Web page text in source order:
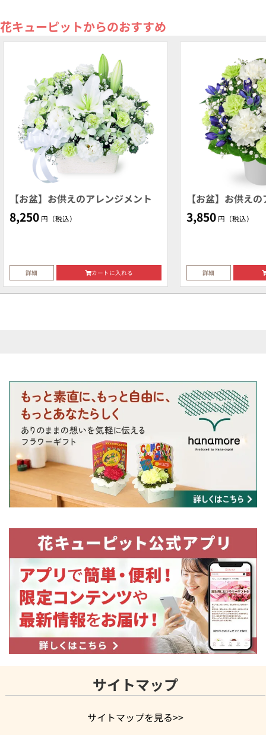
花キューピットからのおすすめ
【お盆】お供えのアレンジメント
8,250 円（税込）
詳細 カートに入れる
【お盆】お供え
3,850 円（税込）
詳細
サイトマップ
サイトマップを見る>>